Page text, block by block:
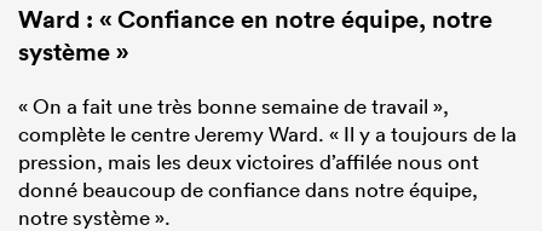
Ward : « Confiance en notre équipe, notre
système »
« On a fait une très bonne semaine de travail »,
complète le centre Jeremy Ward. « Il y a toujours de la
pression, mais les deux victoires d’affilée nous ont
donné beaucoup de confiance dans notre équipe,
notre système ».